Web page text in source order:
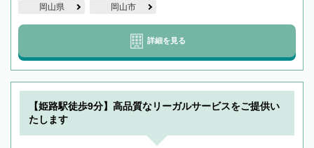
岡山県 岡山市
詳細を見る
【姫路駅徒歩9分】高品質なリーガルサービスをご提供い
たします